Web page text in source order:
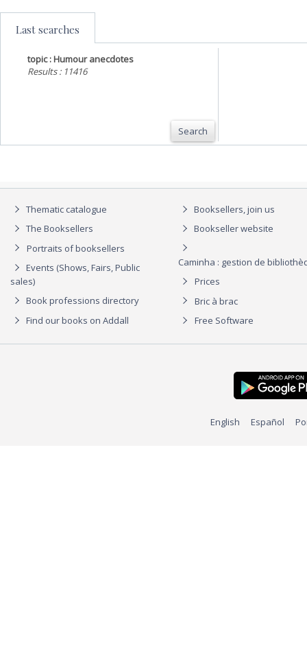
Last searches
topic : Humour anecdotes
Results : 11416
Search
Thematic catalogue
The Booksellers
Portraits of booksellers
Events (Shows, Fairs, Public
sales)
Book professions directory
Find our books on Addall
Booksellers, join us
Bookseller website
Caminha : gestion de
Prices
Bric à brac
Free Software
English Español